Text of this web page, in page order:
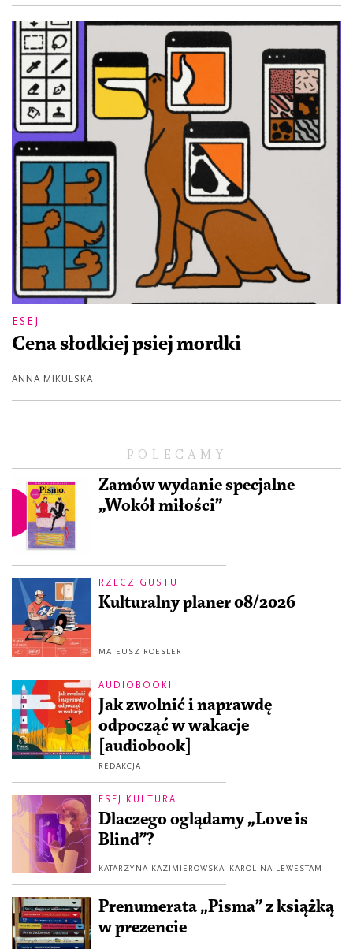
POLECAMY
Zamów wydanie specjalne
„Wokół miłości”
RZECZ GUSTU
Kulturalny planer 08/2026
MATEUSZ ROESLER
AUDIOBOOKI
Jak zwolnić i naprawdę
odpocząć w wakacje
[audiobook]
REDAKCJA
ESEJ KULTURA
Dlaczego oglądamy „Love is
Blind”?
KATARZYNA KAZIMIEROWSKA KAROLINA LEWESTAM
Prenumerata „Pisma” z książką
w prezencie
ESEJ
Cena słodkiej psiej mordki
ANNA MIKULSKA